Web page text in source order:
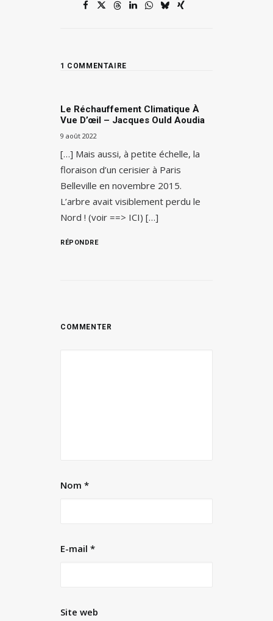
1 COMMENTAIRE
Le Réchauffement Climatique À
Vue D’œil – Jacques Ould Aoudia
9 août 2022
[…] Mais aussi, à petite échelle, la
floraison d’un cerisier à Paris
Belleville en novembre 2015.
L’arbre avait visiblement perdu le
Nord ! (voir ==> ICI) […]
RÉPONDRE
Nom *
E-mail *
Site web